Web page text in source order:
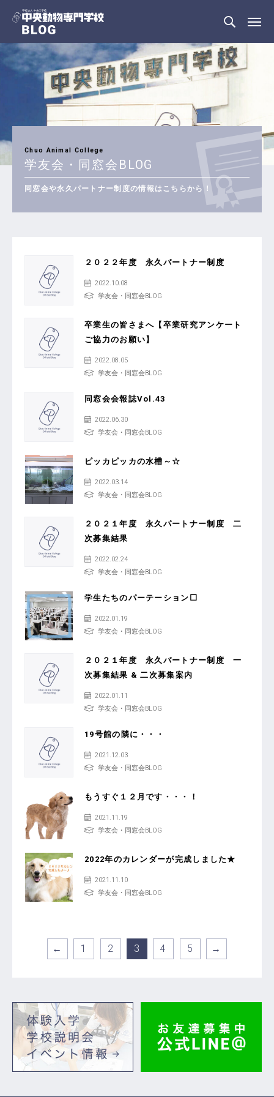
Chuo Animal College
学友会・同窓会BLOG
同窓会や永久パートナー制度の情報はこちらから！
２０２２年度 永久パートナー制度
2022.10.08
学友会・同窓会BLOG
卒業生の皆さまへ【卒業研究アンケート
ご協力のお願い】
2022.08.05
学友会・同窓会BLOG
同窓会会報誌Vol.43
2022.06.30
学友会・同窓会BLOG
ピッカピッカの水槽～☆
2022.03.14
学友会・同窓会BLOG
２０２１年度 永久パートナー制度 二
次募集結果
2022.02.24
学友会・同窓会BLOG
学生たちのパーテーション⬜
2022.01.19
学友会・同窓会BLOG
２０２１年度 永久パートナー制度 一
次募集結果 & 二次募集案内
2022.01.11
学友会・同窓会BLOG
19号館の隣に・・・
2021.12.03
学友会・同窓会BLOG
もうすぐ１２月です・・・！
2021.11.19
学友会・同窓会BLOG
2022年のカレンダーが完成しました★
2021.11.10
学友会・同窓会BLOG
← 1 2 3 4 5 →